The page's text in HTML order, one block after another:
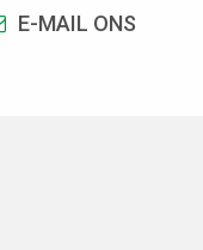
E-MAIL ONS